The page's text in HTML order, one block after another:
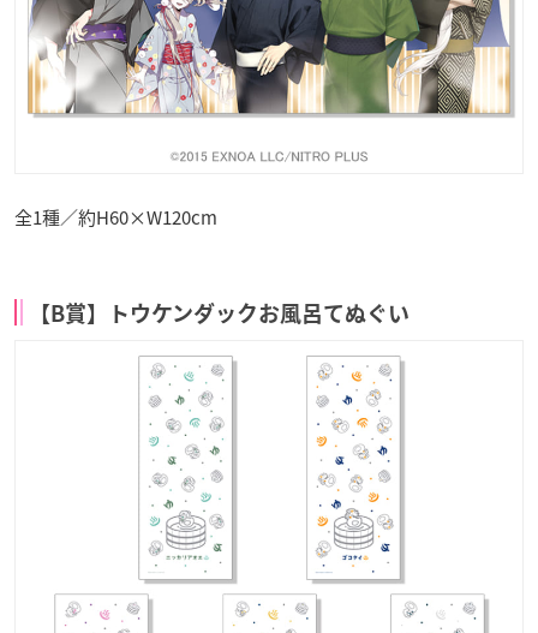
全1種／約H60×W120cm
【B賞】トウケンダックお風呂てぬぐい